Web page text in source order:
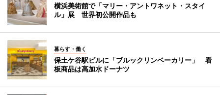
横浜美術館で「マリー・アントワネット・スタイ
ル」展 世界初公開作品も
暮らす・働く
保土ケ谷駅ビルに「ブルックリンベーカリー」 看
板商品は高加水ドーナツ